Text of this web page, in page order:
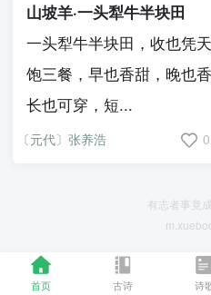
首页 古诗 诗
山坡羊·一头犁牛半块田
一头犁牛半块田，收也凭
饱三餐，早也香甜，晚也
长也可穿，短...
〔元代〕张养浩 0
有志者事竟